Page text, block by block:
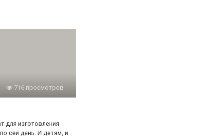
716 просмотров
для изготовления
сей день. И детям, и